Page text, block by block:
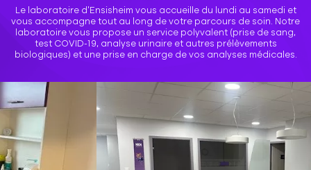
Le laboratoire d’Ensisheim vous accueille du lundi au samedi et
vous accompagne tout au long de votre parcours de soin. Notre
laboratoire vous propose un service polyvalent (prise de sang,
test COVID-19, analyse urinaire et autres prélèvements
biologiques) et une prise en charge de vos analyses médicales.